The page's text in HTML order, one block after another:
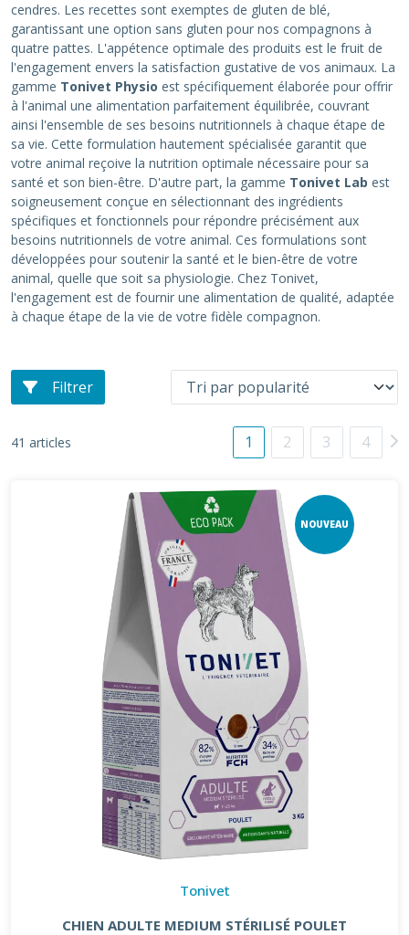
cendres. Les recettes sont exemptes de gluten de blé,
garantissant une option sans gluten pour nos compagnons à
quatre pattes. L'appétence optimale des produits est le fruit de
l'engagement envers la satisfaction gustative de vos animaux. La
gamme Tonivet Physio est spécifiquement élaborée pour offrir
à l'animal une alimentation parfaitement équilibrée, couvrant
ainsi l'ensemble de ses besoins nutritionnels à chaque étape de
sa vie. Cette formulation hautement spécialisée garantit que
votre animal reçoive la nutrition optimale nécessaire pour sa
santé et son bien-être. D'autre part, la gamme Tonivet Lab est
soigneusement conçue en sélectionnant des ingrédients
spécifiques et fonctionnels pour répondre précisément aux
besoins nutritionnels de votre animal. Ces formulations sont
développées pour soutenir la santé et le bien-être de votre
animal, quelle que soit sa physiologie. Chez Tonivet,
l'engagement est de fournir une alimentation de qualité, adaptée
à chaque étape de la vie de votre fidèle compagnon.
Filtrer
41 articles 1 2 3 4
NOUVEAU
Tonivet
CHIEN ADULTE MEDIUM STÉRILISÉ POULET